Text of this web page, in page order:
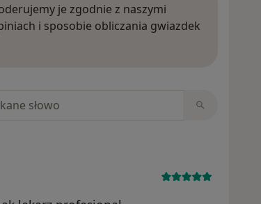
je zgodnie z naszymi
i sposobie obliczania gwiazdek